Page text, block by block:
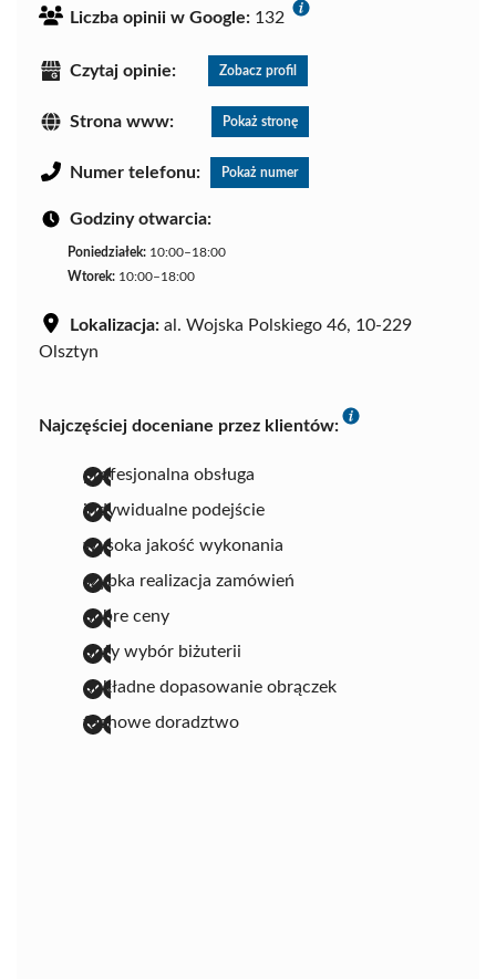
Liczba opinii w Google: 132
Czytaj opinie: Zobacz profil
Strona www: Pokaż stronę
Numer telefonu: Pokaż numer
Godziny otwarcia:
Poniedziałek: 10:00–18:00
Wtorek: 10:00–18:00
Lokalizacja: al. Wojska Polskiego 46, 10-229
Olsztyn
Najczęściej doceniane przez klientów:
profesjonalna obsługa
indywidualne podejście
wysoka jakość wykonania
szybka realizacja zamówień
dobre ceny
duży wybór biżuterii
dokładne dopasowanie obrączek
fachowe doradztwo